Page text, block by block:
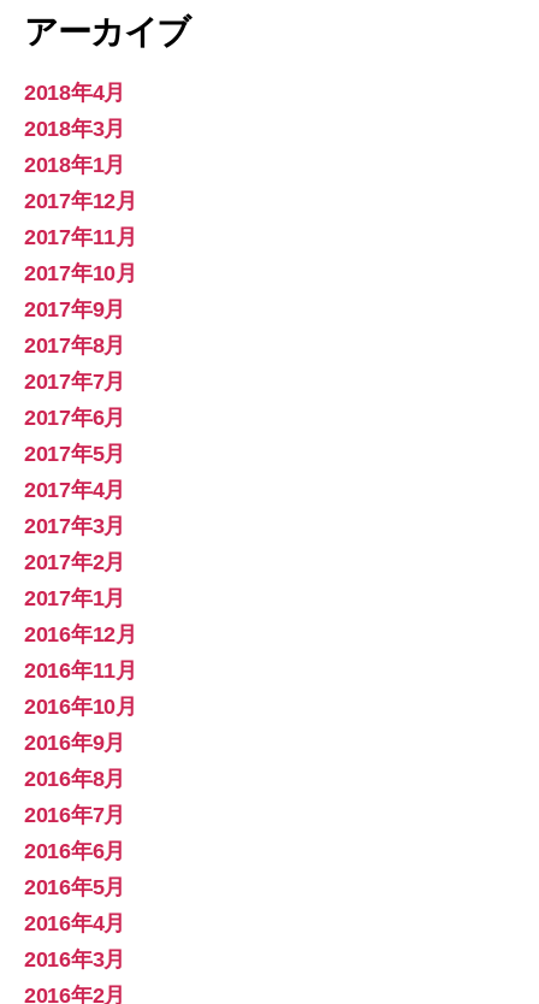
アーカイブ
2018年4月
2018年3月
2018年1月
2017年12月
2017年11月
2017年10月
2017年9月
2017年8月
2017年7月
2017年6月
2017年5月
2017年4月
2017年3月
2017年2月
2017年1月
2016年12月
2016年11月
2016年10月
2016年9月
2016年8月
2016年7月
2016年6月
2016年5月
2016年4月
2016年3月
2016年2月